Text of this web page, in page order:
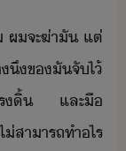
ผ​จะ​ฆ่า​ั​ ​แต่​
​ข​ั​จั​ไ้​
​ิ้​ ​ ​ ​ ​และ​ื​
สาารถ​ทำ​ไร​